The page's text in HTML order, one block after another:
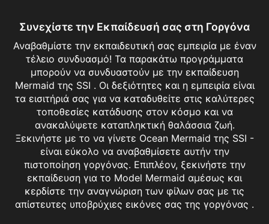
Συνεχίστε την Εκπαίδευσή σας στη Γοργόνα
Αναβαθμίστε την εκπαιδευτική σας εμπειρία με έναν
τέλειο συνδυασμό! Τα παρακάτω προγράμματα
μπορούν να συνδυαστούν με την εκπαίδευση
Mermaid της SSI . Οι δεξιότητες και η εμπειρία είναι
τα εισιτήριά σας για να καταδυθείτε στις καλύτερες
τοποθεσίες κατάδυσης στον κόσμο και να
ανακαλύψετε καταπληκτική θαλάσσια ζωή.
Ξεκινήστε με το να γίνετε Ocean Mermaid της SSI -
είναι εύκολο να αναβαθμίσετε αυτήν την
πιστοποίηση γοργόνας. Επιπλέον, ξεκινήστε την
εκπαίδευση για το Model Mermaid αμέσως και
κερδίστε την αναγνώριση των φίλων σας με τις
απίστευτες υποβρύχιες εικόνες σας της γοργόνας .
Fish Identification